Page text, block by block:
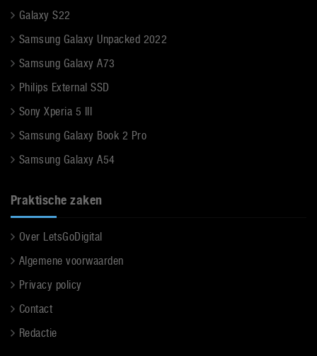
Galaxy S22
Samsung Galaxy Unpacked 2022
Samsung Galaxy A73
Philips External SSD
Sony Xperia 5 III
Samsung Galaxy Book 2 Pro
Samsung Galaxy A54
Praktische zaken
Over LetsGoDigital
Algemene voorwaarden
Privacy policy
Contact
Redactie